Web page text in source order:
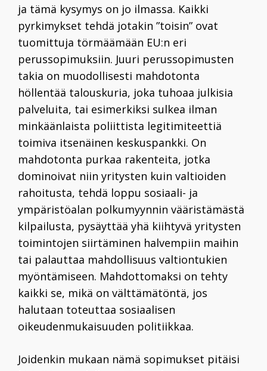
ja tämä kysymys on jo ilmassa. Kaikki
pyrkimykset tehdä jotakin ”toisin” ovat
tuomittuja törmäämään EU:n eri
perussopimuksiin. Juuri perussopimusten
takia on muodollisesti mahdotonta
höllentää talouskuria, joka tuhoaa julkisia
palveluita, tai esimerkiksi sulkea ilman
minkäänlaista poliittista legitimiteettiä
toimiva itsenäinen keskuspankki. On
mahdotonta purkaa rakenteita, jotka
dominoivat niin yritysten kuin valtioiden
rahoitusta, tehdä loppu sosiaali- ja
ympäristöalan polkumyynnin vääristämästä
kilpailusta, pysäyttää yhä kiihtyvä yritysten
toimintojen siirtäminen halvempiin maihin
tai palauttaa mahdollisuus valtiontukien
myöntämiseen. Mahdottomaksi on tehty
kaikki se, mikä on välttämätöntä, jos
halutaan toteuttaa sosiaalisen
oikeudenmukaisuuden politiikkaa.
Joidenkin mukaan nämä sopimukset pitäisi